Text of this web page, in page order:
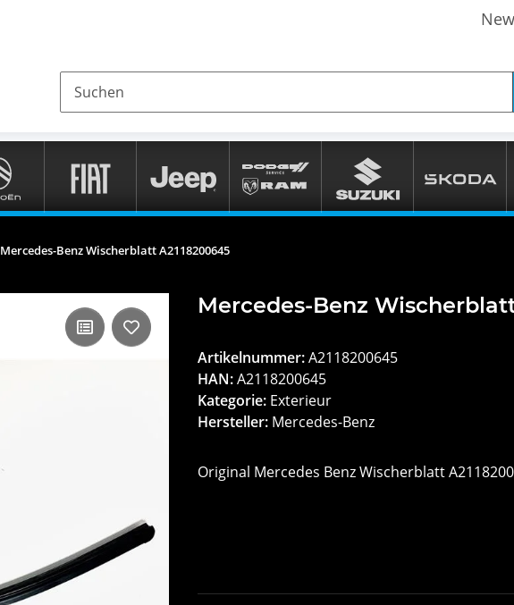
Mercedes-Benz Wischerblatt A2118200645
Mercedes-Benz
Artikelnummer:A2118200645
HAN:A2118200645
Kategorie: Exterieur
Hersteller: Mercedes-Benz
Original Mercedes Benz Wischerblatt